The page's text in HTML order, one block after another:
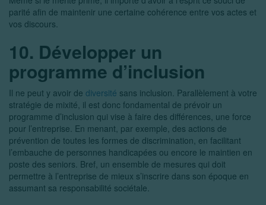
parité afin de maintenir une certaine cohérence entre vos actes et
vos discours.
10. Développer un
programme d’inclusion
Il ne peut y avoir de diversité sans inclusion. Parallèlement à votre
stratégie de mixité, il est donc fondamental de prévoir un
programme d’inclusion qui vise à faire des différences, une force
pour l’entreprise. En menant, par exemple, des actions de
prévention de toutes les formes de discrimination, en facilitant
l’embauche de personnes handicapées ou encore le maintien en
poste des seniors. Bref, un ensemble de mesures qui doit
permettre à l’entreprise de mieux s’inscrire dans son époque en
assumant sa responsabilité sociétale.